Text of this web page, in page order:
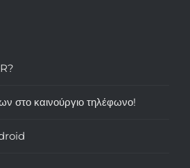
στο καινούργιο τηλέφωνο!